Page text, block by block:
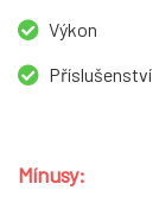
Výkon
Příslušenství
Mínusy: